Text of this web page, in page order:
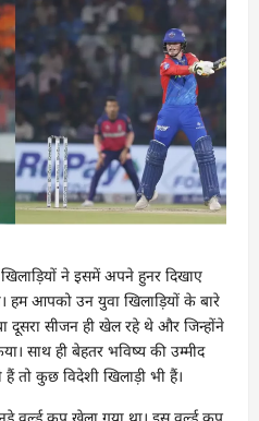
ने इसमें अपने हुनर दिखाए
हम आपको उन युवा खिलाड़ियों के बारे
दूसरा सीजन ही खेल रहे थे और जिन्होंने
साथ ही बेहतर भविष्य की उम्मीद
तो कुछ विदेशी खिलाड़ी भी हैं।